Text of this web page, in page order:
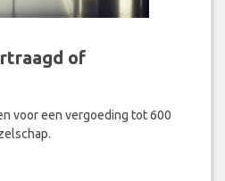
of
voor een vergoeding tot 600